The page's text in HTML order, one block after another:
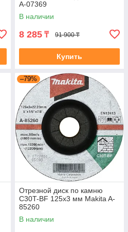
A-07369
В наличии
8 285 ₸ 91 900 ₸
Купить
–79%
Отрезной диск по камню
C30T-BF 125x3 мм Makita A-
85260
В наличии